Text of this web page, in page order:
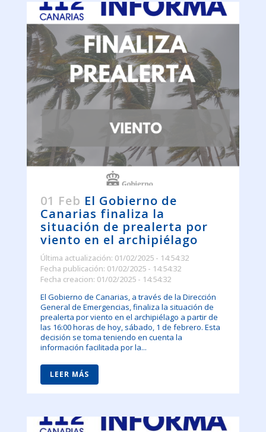
01 Feb El Gobierno de
Canarias finaliza la
situación de prealerta por
viento en el archipiélago
Última actualización: 01/02/2025 - 14:54:32
Fecha publicación: 01/02/2025 - 14:54:32
Fecha creacion: 01/02/2025 - 14:54:32
El Gobierno de Canarias, a través de la Dirección
General de Emergencias, finaliza la situación de
prealerta por viento en el archipiélago a partir de
las 16:00 horas de hoy, sábado, 1 de febrero. Esta
decisión se toma teniendo en cuenta la
información facilitada por la...
LEER MÁS